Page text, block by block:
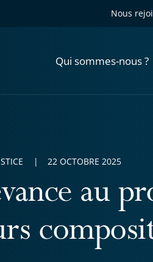
Nous
Qui sommes-nous ?
au
22 OCTOBRE 2025